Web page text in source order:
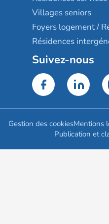
Villages seniors
Foyers logement /
Résidences
Suivez-nous
Gestion des cookiesMentions
Publication et